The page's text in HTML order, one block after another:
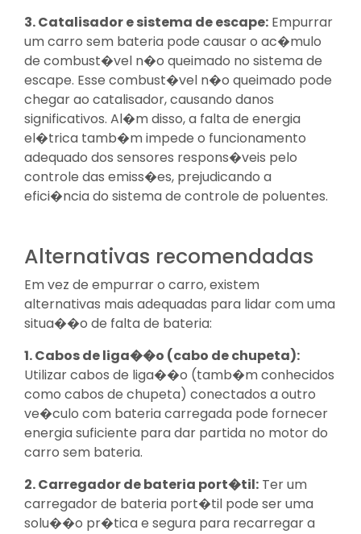
3. Catalisador e sistema de escape: Empurrar
um carro sem bateria pode causar o ac�mulo
de combust�vel n�o queimado no sistema de
escape. Esse combust�vel n�o queimado pode
chegar ao catalisador, causando danos
significativos. Al�m disso, a falta de energia
el�trica tamb�m impede o funcionamento
adequado dos sensores respons�veis pelo
controle das emiss�es, prejudicando a
efici�ncia do sistema de controle de poluentes.
Alternativas recomendadas
Em vez de empurrar o carro, existem
alternativas mais adequadas para lidar com uma
situa��o de falta de bateria:
1. Cabos de liga��o (cabo de chupeta):
Utilizar cabos de liga��o (tamb�m conhecidos
como cabos de chupeta) conectados a outro
ve�culo com bateria carregada pode fornecer
energia suficiente para dar partida no motor do
carro sem bateria.
2. Carregador de bateria port�til: Ter um
carregador de bateria port�til pode ser uma
solu��o pr�tica e segura para recarregar a